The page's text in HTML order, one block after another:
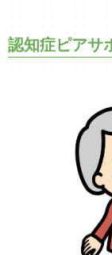
認知症ピアサ